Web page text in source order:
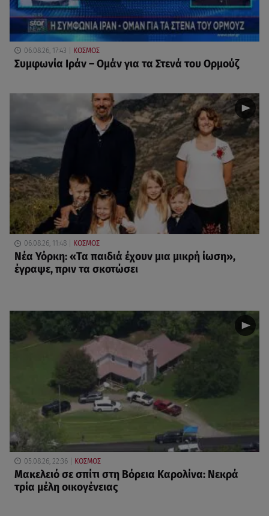
06.08.26, 17:43 ΚΟΣΜΟΣ
Συμφωνία Ιράν – Ομάν για τα Στενά του Ορμούζ
06.08.26, 11:48 ΚΟΣΜΟΣ
Νέα Υόρκη: «Τα παιδιά έχουν μια μικρή ίωση»,
έγραψε, πριν τα σκοτώσει
05.08.26, 22:36 ΚΟΣΜΟΣ
Μακελειό σε σπίτι στη Βόρεια Καρολίνα: Νεκρά
τρία μέλη οικογένειας